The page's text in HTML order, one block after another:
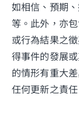
如相信、預期
等。此外，亦
或行為結果之
得事件的發展
的情形有重大
任何更新之責任